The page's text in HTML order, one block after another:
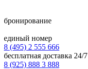
бронирование
единый номер
8 (495) 2 555 666
бесплатная доставка 24/7
8 (925) 888 3 888